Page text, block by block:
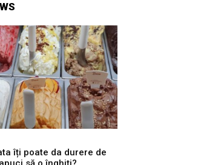
îți poate da durere de